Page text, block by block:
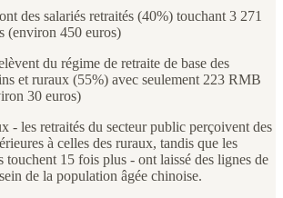
des salariés retraités (40%) touchant 3 271
(environ 450 euros)
du régime de retraite de base des
et ruraux (55%) avec seulement 223 RMB
30 euros)
- les retraités du secteur public perçoivent des
à celles des ruraux, tandis que les
touchent 15 fois plus - ont laissé des lignes de
de la population âgée chinoise.